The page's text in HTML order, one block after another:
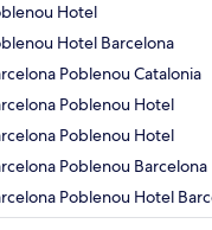
Hotel
Hotel Barcelona
Poblenou Catalonia
Poblenou Hotel
Poblenou Hotel
Poblenou Barcelona
Poblenou Hotel